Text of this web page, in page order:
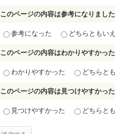
このページの内容は参考になりまし
参考になった どちらともい
このページの内容はわかりやすかっ
わかりやすかった どちらと
このページの内容は見つけやすかっ
見つけやすかった どちらと